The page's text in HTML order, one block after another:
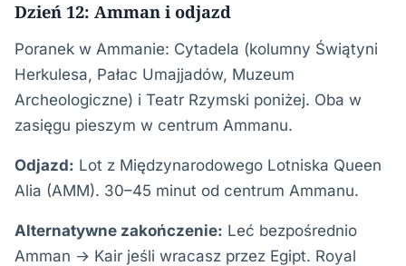
Dzień 12: Amman i odjazd
Poranek w Ammanie: Cytadela (kolumny Świątyni
Herkulesa, Pałac Umajjadów, Muzeum
Archeologiczne) i Teatr Rzymski poniżej. Oba w
zasięgu pieszym w centrum Ammanu.
Odjazd: Lot z Międzynarodowego Lotniska Queen
Alia (AMM). 30–45 minut od centrum Ammanu.
Alternatywne zakończenie: Leć bezpośrednio
Amman → Kair jeśli wracasz przez Egipt. Royal